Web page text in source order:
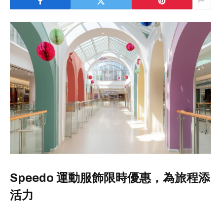
Speedo 運動服飾限時優惠，為旅程添
活力